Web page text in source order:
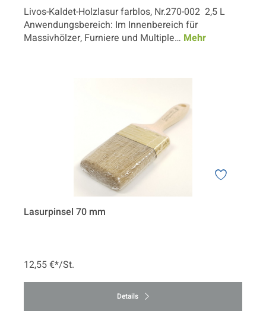
Livos-Kaldet-Holzlasur farblos, Nr.270-002 2,5 L
Anwendungsbereich: Im Innenbereich für
Massivhölzer, Furniere und Multiple… Mehr
Lasurpinsel 70 mm
12,55 €*/St.
Details